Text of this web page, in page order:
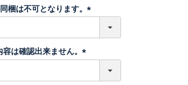
須
)
梱は不可となります。
)
は確認出来ません。